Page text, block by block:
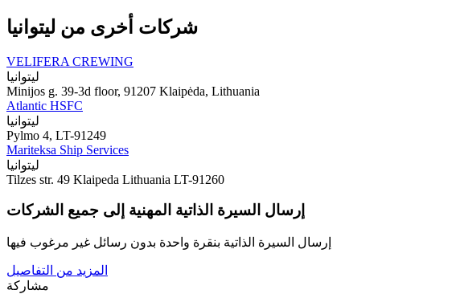
شركات أخرى من ليتوانيا
VELIFERA CREWING
ليتوانيا
Minijos g. 39-3d floor, 91207 Klaipėda, Lithuania
Atlantic HSFC
ليتوانيا
Pylmo 4, LT-91249
Mariteksa Ship Services
ليتوانيا
Tilzes str. 49 Klaipeda Lithuania LT-91260
إرسال السيرة الذاتية المهنية إلى جميع الشركات
إرسال السيرة الذاتية بنقرة واحدة بدون رسائل غير مرغوب فيها
المزيد من التفاصيل
مشاركة